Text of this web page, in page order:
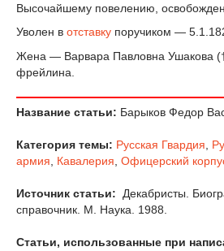
Высочайшему повелению, освобожден.
Уволен в отставку поручиком —
Жена — Варвара Павловна Ушакова
фрейлина.
Название статьи: Барыков Федор
Категория темы: Русская Гвардия
армия
Кавалерия Офицерский
Источник статьи:
Декабристы.
справочник. М. Наука. 1988.
Статьи, использованные при